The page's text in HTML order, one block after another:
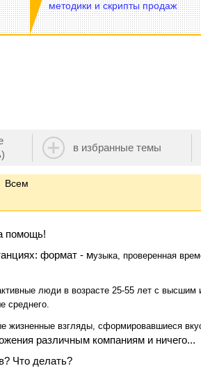
методики и скрипты продаж
в избранные темы
Всем
помощь!
формат - музыка, проверенная
люди в возрасте 25-55 лет с высшим
среднего.
жизненные взгляды, сформировавшиеся
различным компаниям и ничего...
Что делать?